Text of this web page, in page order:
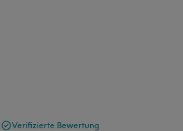
Verifizierte Bewertung